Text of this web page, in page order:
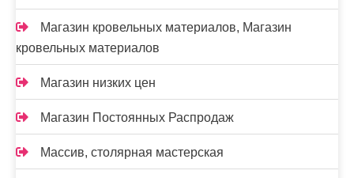
Магазин кровельных материалов, Магазин
кровельных материалов
Магазин низких цен
Магазин Постоянных Распродаж
Массив, столярная мастерская